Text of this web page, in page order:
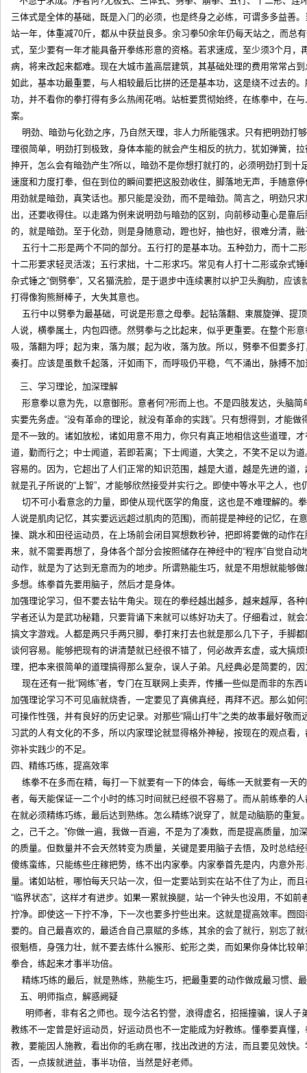
三体式是全体的基础，既是入门的必须，也是终身之必练，可谓多多益善
站一年，体重减70斤，都从中获益良多。余习拳50余年仍每天站之，而总
式，至少要有一年才能具备开拳练形意的资格。若求速成，至少须3个月，
病，将来改起来都难。现在大城市盖高层建筑，其基础处理的费用常常占
如此，基本功最重要，与人相较最后比拼的还是基本功，这是绕不过去的
功，并不看你的拳打得有多么热闹花哨。站桩要贯彻始终，在练拳中，在
案。
明劲、暗劲与化劲之序，乃自然天理，非人力所能强求。只有把明劲打
理很简单，明劲打到极致，身体本能的就会产生相反的抗力，犹如弹簧，
抻开，怎么会有暗劲产生?所以，暗劲不是你想打就打的，必须明劲打到十
速度和力度打拳，但在到位的瞬间要把这股劲收住，脚落地无声，手随意
用劲就是暗劲，真笑话也。那只能是没劲，而不是暗劲。简言之，明劲只
出，还要收得住。以走路为例来说明劲与暗劲的区别，向前移动重心是靠
的，就是暗劲。至于化劲，则是身随意动，蹬也好，抽也好，很难分清
五行十二形是两个不同的部分。五行打的是基本功。五种劲力，而十二
十二形要求轻灵活泼；五行求拙，十二形求巧。常见有人打十二形或杂式
杂式锤之“倒劈拳”，又名猫洗脸，是于退步中连续裹肘以护卫头胸肋，应
打得像狗熊掰棒子，大失其意也。
五行中以劈拳为最基础，可说是形意之母拳。起钻落翻、束展旋弹、提
人说，横拳属土，内包四德。然劈拳与之比起来，似乎更重要。在整个形
吸，落翻为呼；起为束，落为展；起为收，落为放。所以，劈拳不但要多
奏打。应该是虽数千起落，汗如雨下，而呼吸仍平稳，气不涌出，脉搏不
三、学习理论，加深理解
形意拳以意为先，以意御形。意者何?形而上也。不是四肢发达，头脑
实要先务虚。“没有革命的理论，就没有革命的实践”。只有想得到，才能
是不一致的。诸如放松，诸如用意不用力，你只有真正地相信这些道理，
道，勤而行之；中士闻道，若即若离；下士闻道，大笑之，不笑不足以为
容易的。因为，它超出了人们正常的知识范围，越是大道，越是先进的道
就是孔子所说的“上智”，才能够欣然接受并实行之。即使中等水平之人
切不可小看意念的力量，即使从现代医学的角度，这也是不难理解的。
人说是肌肉记忆，其实要远远超过肌肉的范围)，而前提是神经的记忆，在
操、跳水和田径运动员，在上场前会闭目冥想数秒钟，把即将要做的动作
来，就不需要再想了，身体各个部分会按照储存在神经中的“程序”自觉自
动作，就是为了达到无意而为的地步。所谓熟能生巧，就是不用想就能够
多想。练拳首先要用脑子，然后才是身体。
加强理论学习，但不要去钻牛角尖。现在的拳经越出越多，越来越厚，各
学者还认为是武功秘籍，只要背诵下来就可以练好功夫了。仔细看过，就
搞文字游戏。人都是两只手两只脚，拳打来打去也就是那么几下子，手脚
谈何容易。能够把现有的讲清楚就已经很不错了，何必故弄玄虚，或大搞
理，把本来很简单的道理搞得那么复杂，误人子弟。凡经典必是简要的
现在还有一批“网练”者，专门在互联网上卖弄，传播一些似是而非的东
加强理论学习不可见庙就烧香，一定要见了真佛真经，再拜不迟。那么如
可操作性强，并有良好的历史记录。对那些“隔山打牛”之类的故事最好敬
习武的人有文化的不多，所以内家理论就显得格外神秘，按现在的观点看
弥补实践少的不足。
四、精练巧练，提高效率
练拳不在多而在精，每打一下就要有一下的体会，每练一天就要有一天
者，每天能保证一二个小时的练习时间就已经很不容易了。而从前练拳的
在就必须精练巧练，最后达到熟练。怎么精练?说穿了，就是动脑筋的重复
之，己千之。”你做一遍，我做一百遍，不是为了凑数，而是提高质量，加
的质量。但数量并不会天然转变为质量，关键是要用脑子去悟，及时总结
傻练蛮练，只能练些庄稼把势，练不出内家拳。内家拳首先是内，内意外
量。诸如站桩，哪怕每天只站一次，但一定要站到实在站不住了为止，而
“临界状态”，这样才有进步。如果一累就换腿，站一个钟头也没用，不如
拧净。即使这一下拧不净，下一次也要多拧些出来。这就是提高效率。
要的。自己最喜欢的，最适合自己禀赋的多练，其余的会了就行，别忘了
很魁梧，身强力壮，就不要去练什么猴形、蛇形之类，而如果你身体比较
拳合，练起来才事半功倍。
精练巧练的最后，就是熟练，熟能生巧，把最重要的动作做成最习
五、明师指点，解惑阙疑
明师者，非有名之师也。现今沽名钓誉，浪得虚名，招摇撞骗，误人
教练不一定曾是好运动员，好运动员也不一定能成为好教练。懂拳要真懂
教，要能因人施教，看出你的毛病在哪，找出改进的方法，而且要见效快
否，一点拨就进益，事半功倍，当然是好老师。